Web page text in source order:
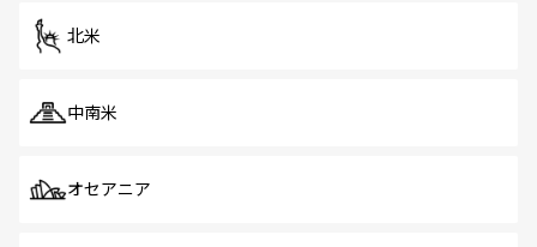
北米
中南米
オセアニア